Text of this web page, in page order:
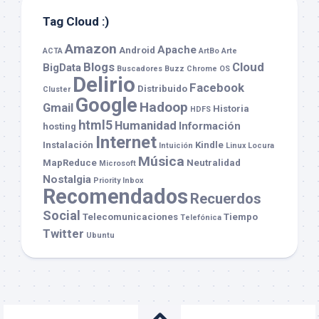
Tag Cloud :)
ACTA Amazon Android Apache ArtBo Arte
BigData Blogs Buscadores Buzz Chrome OS Cloud
Cluster Delirio Distribuido Facebook
Gmail Google Hadoop HDFS Historia
hosting html5 Humanidad Información
Instalación Internet Intuición Kindle Linux Locura
MapReduce Microsoft Música Neutralidad
Nostalgia Priority Inbox
Recomendados Recuerdos
Social Telecomunicaciones Telefónica Tiempo
Twitter Ubuntu